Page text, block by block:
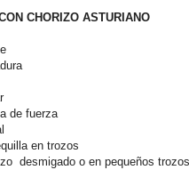
CHORIZO ASTURIANO
de fuerza
en trozos
desmigado o en pequeños